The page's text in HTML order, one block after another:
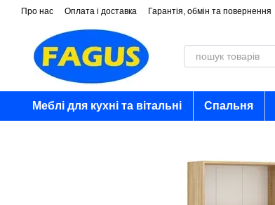
Перейти до основного контенту
Про нас Оплата і доставка Гарантія, обмін та повернення
Меблі для кухні та вітальні Спальня